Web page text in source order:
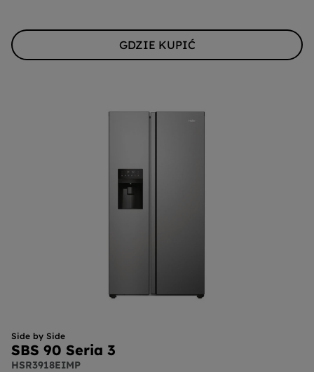
GDZIE KUPIĆ
Side by Side
SBS 90 Seria 3
HSR3918EIMP